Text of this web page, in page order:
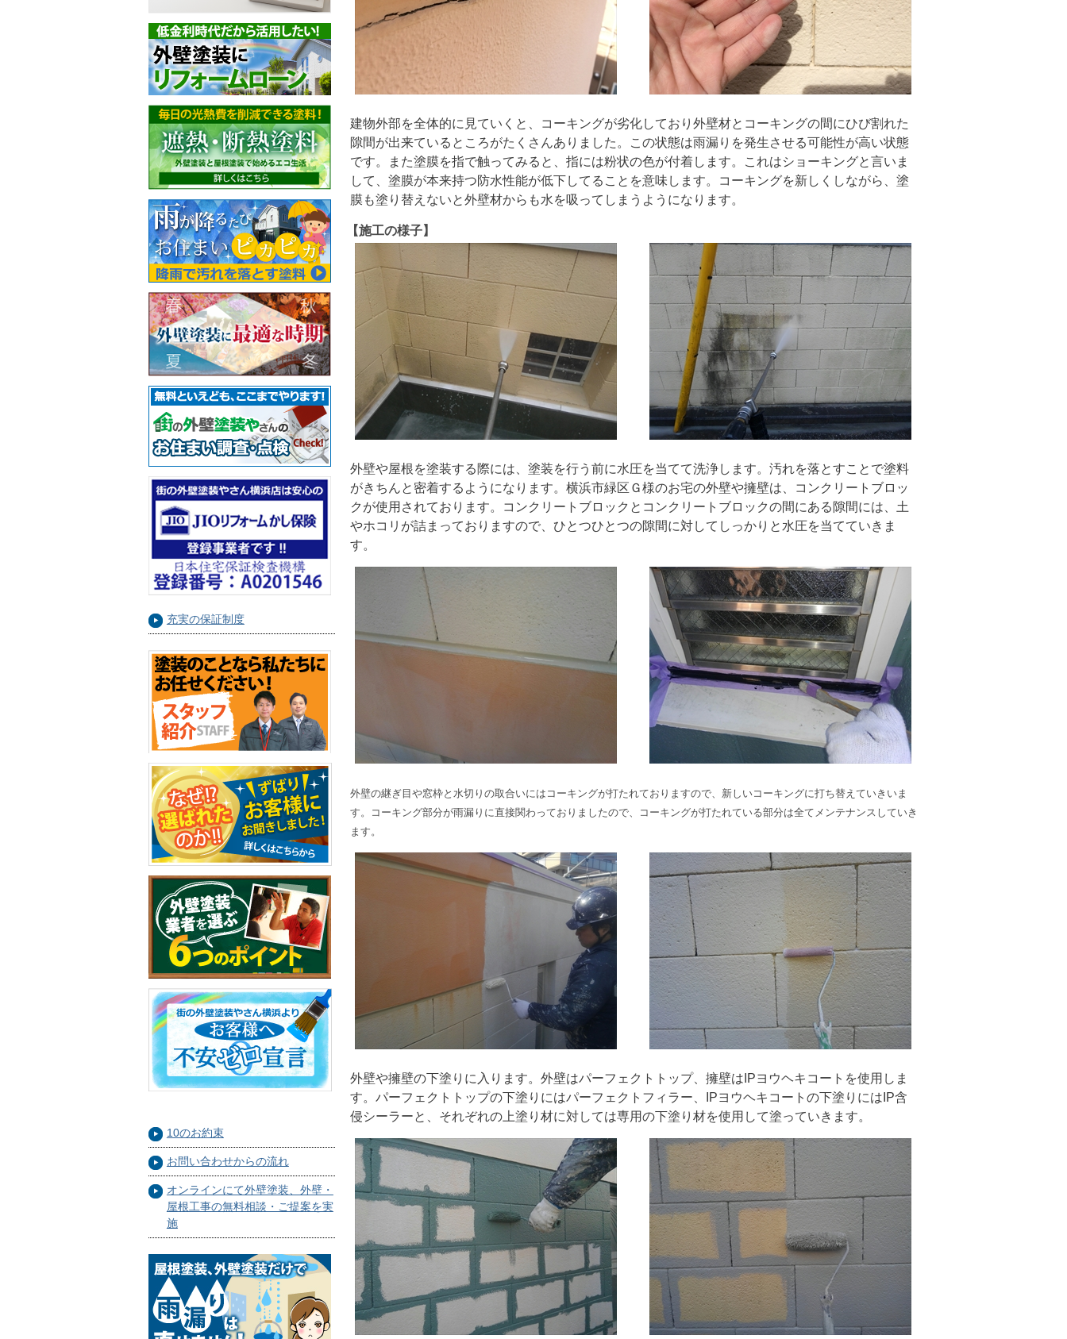
充実の保証制度
10のお約束
お問い合わせからの流れ
オンラインにて外壁塗装、外壁・
屋根工事の無料相談・ご提案を実
施
建物外部を全体的に見ていくと、コーキングが劣化しており外壁材とコーキングの間にひび割れた
隙間が出来ているところがたくさんありました。この状態は雨漏りを発生させる可能性が高い状態
です。また塗膜を指で触ってみると、指には粉状の色が付着します。これはショーキングと言いま
して、塗膜が本来持つ防水性能が低下してることを意味します。コーキングを新しくしながら、塗
膜も塗り替えないと外壁材からも水を吸ってしまうようになります。
【施工の様子】
外壁や屋根を塗装する際には、塗装を行う前に水圧を当てて洗浄します。汚れを落とすことで塗料
がきちんと密着するようになります。横浜市緑区Ｇ様のお宅の外壁や擁壁は、コンクリートブロッ
クが使用されております。コンクリートブロックとコンクリートブロックの間にある隙間には、土
やホコリが詰まっておりますので、ひとつひとつの隙間に対してしっかりと水圧を当てていきま
す。
外壁の継ぎ目や窓枠と水切りの取合いにはコーキングが打たれておりますので、新しいコーキングに打ち替えていきいま
す。コーキング部分が雨漏りに直接関わっておりましたので、コーキングが打たれている部分は全てメンテナンスしていき
ます。
外壁や擁壁の下塗りに入ります。外壁はパーフェクトトップ、擁壁はIPヨウヘキコートを使用しま
す。パーフェクトトップの下塗りにはパーフェクトフィラー、IPヨウヘキコートの下塗りにはIP含
侵シーラーと、それぞれの上塗り材に対しては専用の下塗り材を使用して塗っていきます。